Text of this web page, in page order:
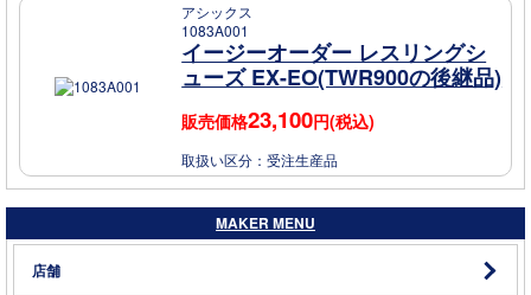
アシックス
1083A001
イージーオーダー レスリングシ
ューズ EX-EO(TWR900の後継品)
販売価格23,100円(税込)
取扱い区分：受注生産品
MAKER MENU
店舗